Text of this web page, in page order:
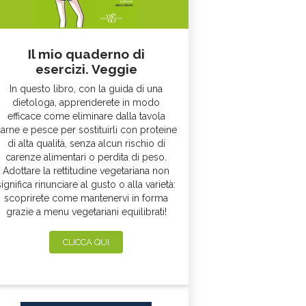
Il mio quaderno di
esercizi. Veggie
In questo libro, con la guida di una
dietologa, apprenderete in modo
efficace come eliminare dalla tavola
e pesce per sostituirli con proteine
di alta qualità, senza alcun rischio di
carenze alimentari o perdita di peso.
Adottare la rettitudine vegetariana non
rinunciare al gusto o alla varietà:
scoprirete come mantenervi in forma
grazie a menu vegetariani equilibrati!
CLICCA QUI